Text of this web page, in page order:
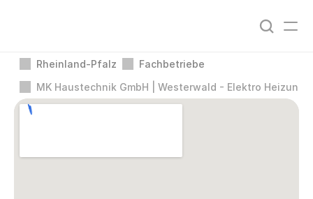
Rheinland-Pfalz
Fachbetriebe
MK Haustechnik GmbH | Westerwald - Elektro Heizung